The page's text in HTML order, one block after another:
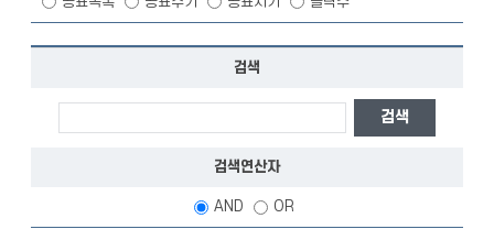
검색
검색연산자
AND OR